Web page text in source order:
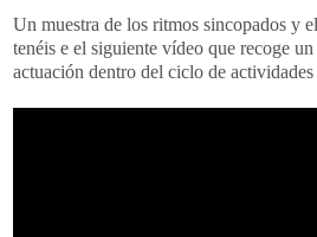
Un muestra de los ritmos sincopados y
tenéis e el siguiente vídeo que recoge
actuación dentro del ciclo de